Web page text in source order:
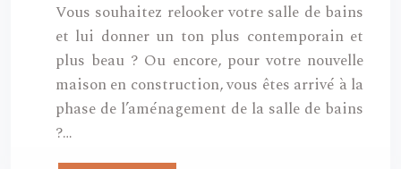
Vous souhaitez relooker votre salle de bains
et lui donner un ton plus contemporain et
plus beau ? Ou encore, pour votre nouvelle
maison en construction, vous êtes arrivé à la
phase de l’aménagement de la salle de bains
?…